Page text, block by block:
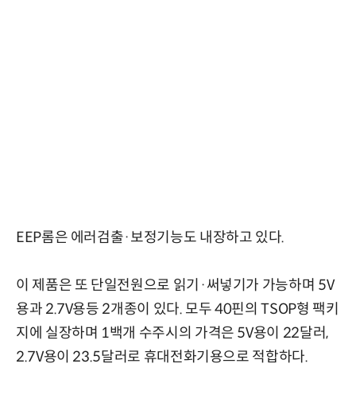
EEP롬은 에러검출·보정기능도 내장하고 있다.
이 제품은 또 단일전원으로 읽기·써넣기가 가능하며 5V
용과 2.7V용등 2개종이 있다. 모두 40핀의 TSOP형 팩키
지에 실장하며 1백개 수주시의 가격은 5V용이 22달러,
2.7V용이 23.5달러로 휴대전화기용으로 적합하다.